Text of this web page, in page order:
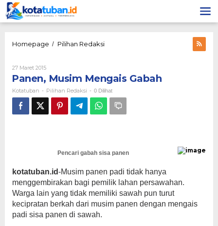
Lewati
ke
konten
Homepage / Pilihan RedaksiPanen,
27 Maret 2015Oleh
Kotatuban
Panen, Musim Mengais Gabah
Kotatuban - Pilihan Redaksi - 0 Dilihat
Pencari gabah sisa panen
kotatuban.id-Musim panen padi tidak hanya
menggembirakan bagi pemilik lahan persawahan.
Warga lain yang tidak memiliki sawah pun turut
kecipratan berkah dari musim panen dengan mengais
padi sisa panen di sawah.